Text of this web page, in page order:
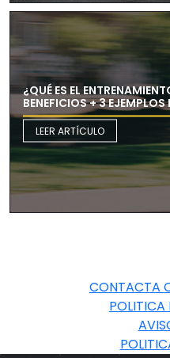
¿QUÉ ES EL
BENEFICIOS + 3
LEER ARTÍCULO
CONTACTA